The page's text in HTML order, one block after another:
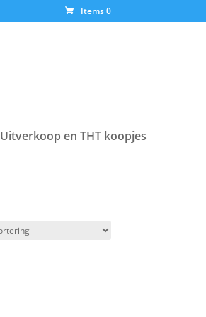
Items 0
Uitverkoop en THT koopjes